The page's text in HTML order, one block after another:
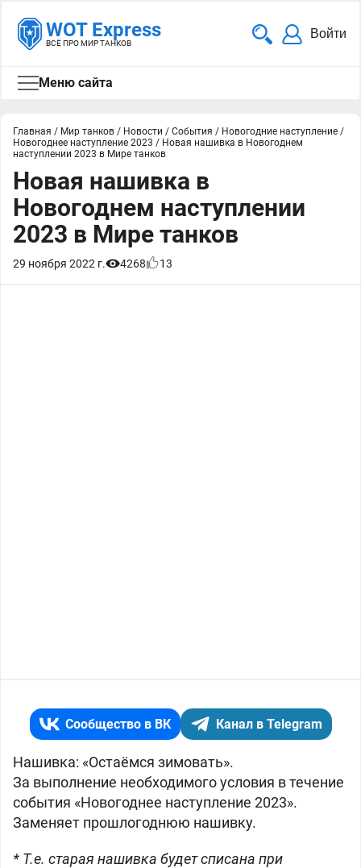
WOT Express
ВСЁ ПРО МИР ТАНКОВ
Войти
Меню сайта
Главная / Мир танков / Новости / События / Новогодние наступление /
Новогоднее наступление 2023 / Новая нашивка в Новогоднем
наступлении 2023 в Мире танков
Новая нашивка в
Новогоднем наступлении
2023 в Мире танков
29 ноября 2022 г. 4268 13
Сообщество в ВК Канал в Telegram
Нашивка: «Остаёмся зимовать».
За выполнение необходимого условия в течение
события «Новогоднее наступление 2023».
Заменяет прошлогоднюю нашивку.
* Т.е. старая нашивка будет списана при